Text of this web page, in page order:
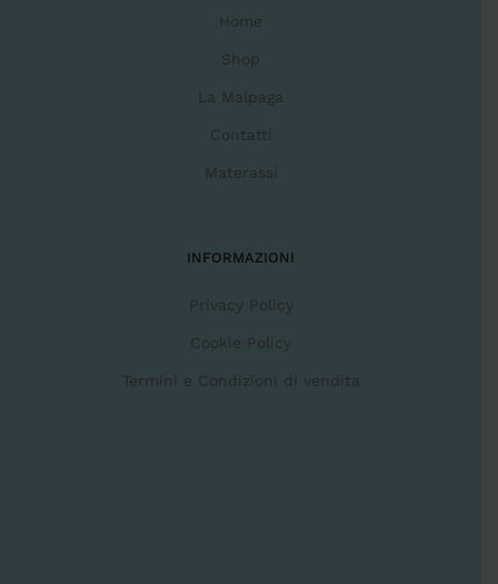
Home
Shop
La Malpaga
Contatti
Materassi
INFORMAZIONI
Privacy Policy
Cookie Policy
Termini e Condizioni di vendita